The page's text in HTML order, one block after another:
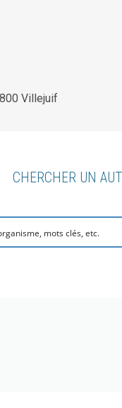
Villejuif
CHERCHER UN